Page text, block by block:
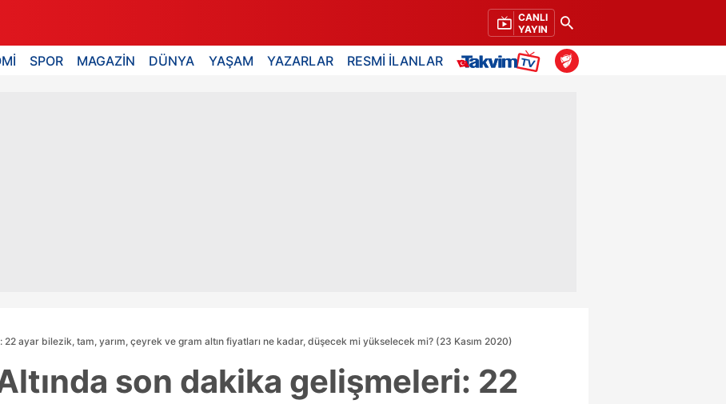
CANLI
YAYIN
SPOR MAGAZİN DÜNYA YAŞAM YAZARLAR RESMİ İLANLAR
ayar bilezik, tam, yarım, çeyrek ve gram altın fiyatları ne kadar, düşecek mi yükselecek mi? (23 Kasım 2020)
son dakika gelişmeleri: 22